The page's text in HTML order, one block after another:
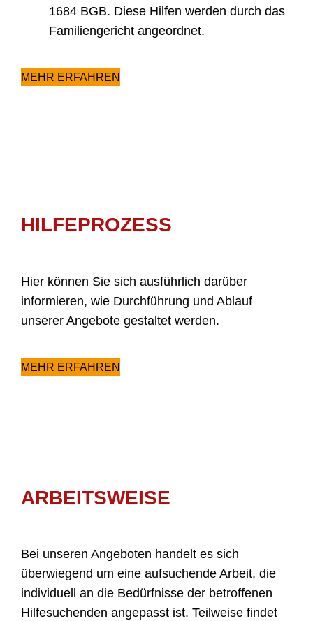
1684 BGB. Diese Hilfen werden durch das
Familiengericht angeordnet.
MEHR ERFAHREN
HILFEPROZESS
Hier können Sie sich ausführlich darüber
informieren, wie Durchführung und Ablauf
unserer Angebote gestaltet werden.
MEHR ERFAHREN
ARBEITSWEISE
Bei unseren Angeboten handelt es sich
überwiegend um eine aufsuchende Arbeit, die
individuell an die Bedürfnisse der betroffenen
Hilfesuchenden angepasst ist. Teilweise findet